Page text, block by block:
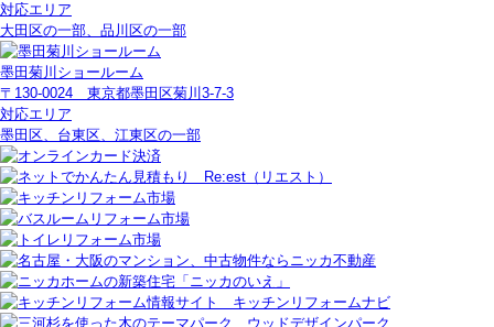
対応エリア
大田区の一部、品川区の一部
墨田菊川ショールーム
〒130-0024 東京都墨田区菊川3-7-3
対応エリア
墨田区、台東区、江東区の一部